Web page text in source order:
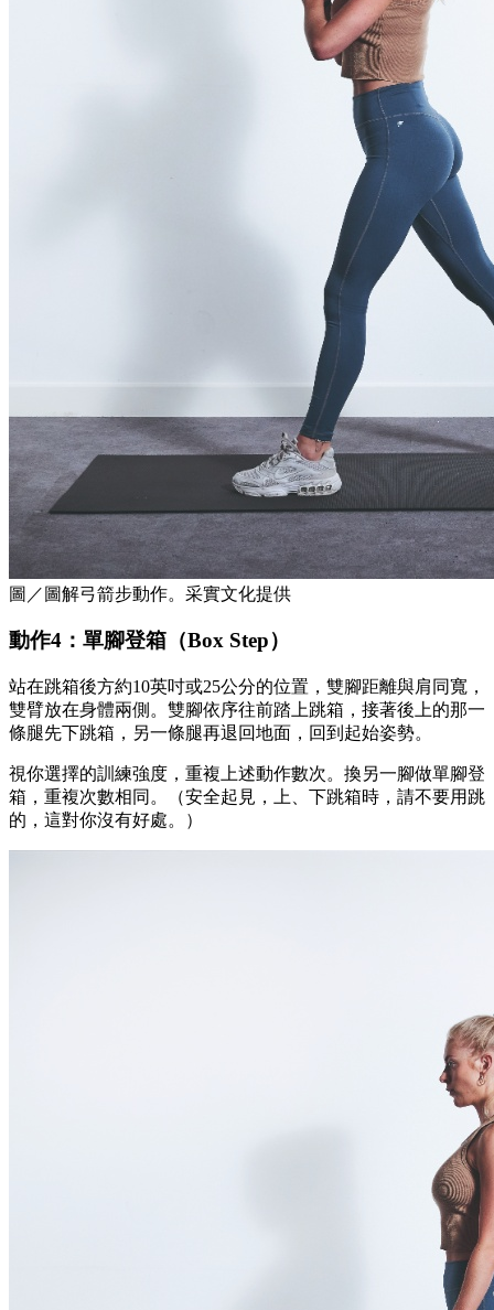
圖／圖解弓箭步動作。采實文化提供
動作4：單腳登箱（Box Step）
站在跳箱後方約10英吋或25公分的位置，雙腳距離與肩同寬，
雙臂放在身體兩側。雙腳依序往前踏上跳箱，接著後上的那一
條腿先下跳箱，另一條腿再退回地面，回到起始姿勢。
視你選擇的訓練強度，重複上述動作數次。換另一腳做單腳登
箱，重複次數相同。（安全起見，上、下跳箱時，請不要用跳
的，這對你沒有好處。）